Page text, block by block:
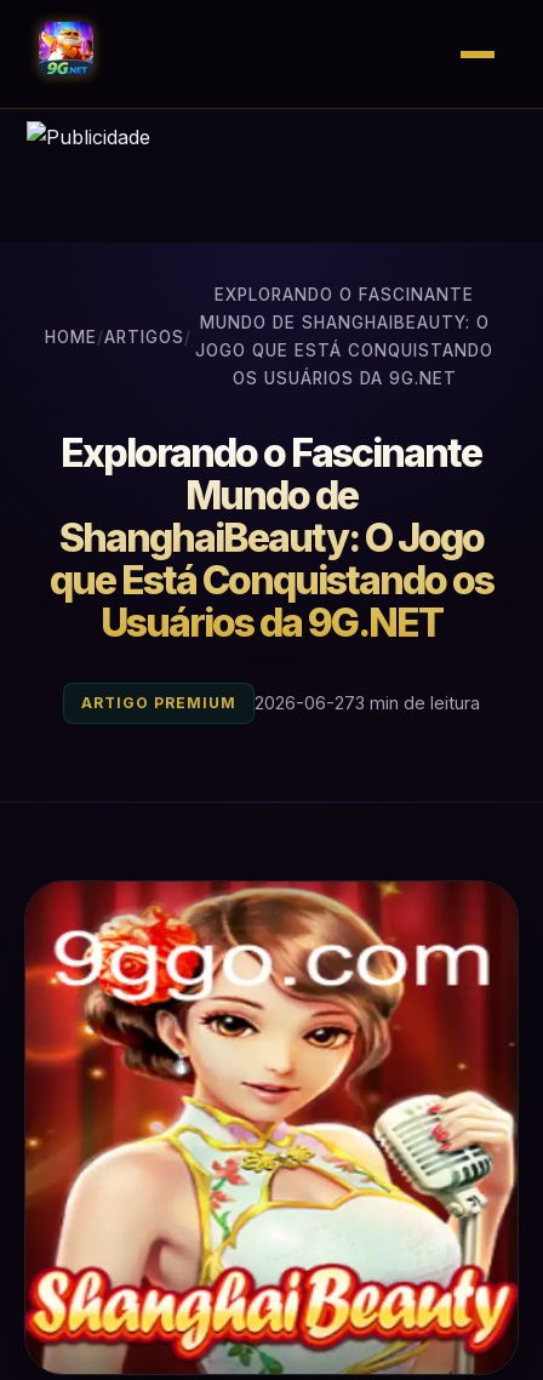
HOME/ARTIGOS/
EXPLORANDO O FASCINANTE
MUNDO DE SHANGHAIBEAUTY: O
JOGO QUE ESTÁ CONQUISTANDO
OS USUÁRIOS DA 9G.NET
Explorando o Fascinante
Mundo de
ShanghaiBeauty: O Jogo
que Está Conquistando os
Usuários da 9G.NET
ARTIGO PREMIUM 2026-06-273 min de leitura